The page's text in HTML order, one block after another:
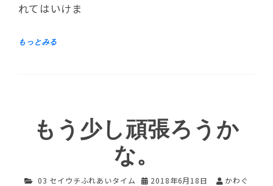
れてはいけま
もう少し頑張ろうか
な。
03 セイウチふれあいタイム 2018年6月18日
かわぐ